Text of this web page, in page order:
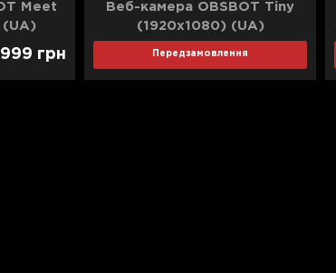
Meet
(UA)
грн
Веб-камера OBSBOT Tiny
(1920x1080) (UA)
Передзамовлення